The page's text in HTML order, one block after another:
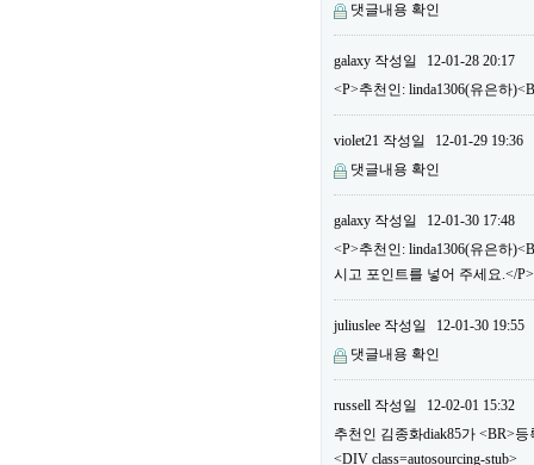
댓글내용 확인
galaxy 작성일
12-01-28 20:17
<P>추천인: linda1306(유은하
violet21 작성일
12-01-29 19:36
댓글내용 확인
galaxy 작성일
12-01-30 17:48
<P>추천인: linda1306(유은하
시고 포인트를 넣어 주세요.</P>
juliuslee 작성일
12-01-30 19:55
댓글내용 확인
russell 작성일
12-02-01 15:32
추천인 김종화diak85가 <BR>
<DIV class=autosourcing-stub>